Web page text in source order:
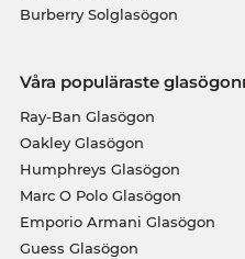
Burberry Solglasögon
Våra populäraste
Ray-Ban Glasögon
Oakley Glasögon
Humphreys Glasögon
Marc O Polo Glasögon
Emporio Armani Glasögon
Guess Glasögon